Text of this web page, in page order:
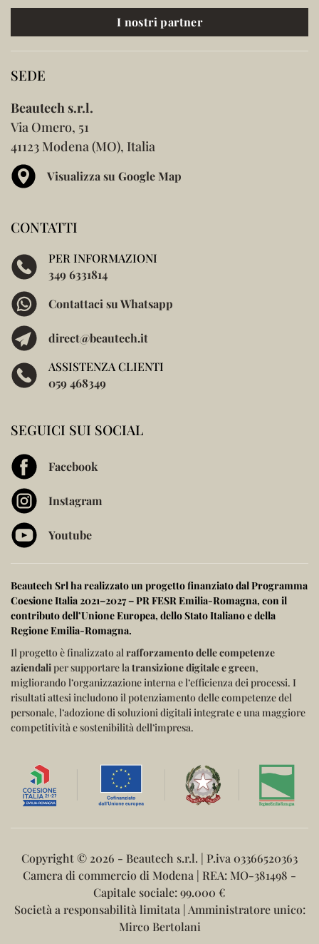
I nostri partner
SEDE
Beautech s.r.l.
Via Omero, 51
41123 Modena (MO), Italia
Visualizza su Google Map
CONTATTI
PER INFORMAZIONI
349 6331814
Contattaci su Whatsapp
direct@beautech.it
ASSISTENZA CLIENTI
059 468349
SEGUICI SUI SOCIAL
Facebook
Instagram
Youtube
Beautech Srl ha realizzato un progetto finanziato dalProgramma
Coesione Italia 2021–2027 – PR FESR Emilia-Romagna, con il
contributo dell’Unione Europea, delloStato Italianoe della
Regione Emilia-Romagna.
Il progetto è finalizzato al rafforzamento delle competenze
aziendaliper supportare la transizione digitale e green,
migliorando l’organizzazione interna e l’efficienza dei processi. I
risultati attesi includono il potenziamento delle competenze del
personale, l’adozione di soluzioni digitali integrate e una maggiore
competitività e sostenibilità dell’impresa.
Copyright © 2026 - Beautech s.r.l. | P.iva 03366520363
Camera di commercio di Modena | REA: MO-381498 -
Capitale sociale: 99.000 €
Società a responsabilità limitata | Amministratore unico:
Mirco Bertolani